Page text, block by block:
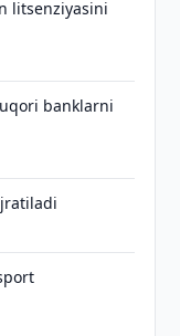
litsenziyasini
banklarni